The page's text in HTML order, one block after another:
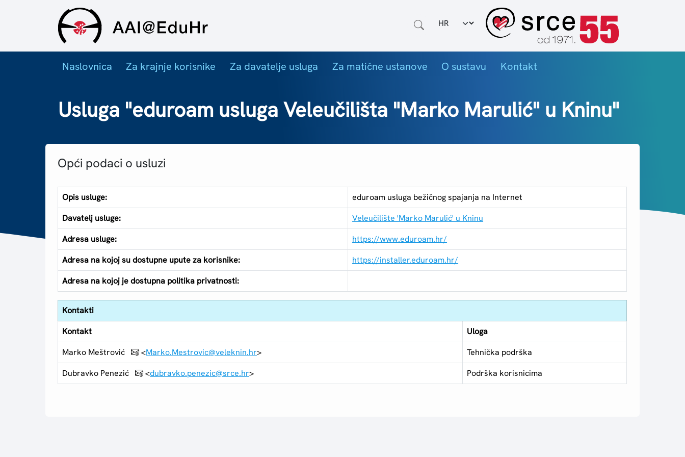
Odabir jezika
Naslovnica Za krajnje korisnike Za davatelje usluga Za matične ustanove O sustavu Kontakt
Usluga "eduroam usluga Veleučilišta "Marko Marulić" u Kninu"
Opći podaci o usluzi
Opis usluge:
eduroam usluga bežičnog spajanja na Internet
Davatelj usluge:
Veleučilište 'Marko Marulić' u Kninu
Adresa usluge:
https://www.eduroam.hr/
Adresa na kojoj su dostupne upute za korisnike:
https://installer.eduroam.hr/
Adresa na kojoj je dostupna politika privatnosti:
Kontakti
Kontakt
Uloga
Marko Meštrović
<Marko.Mestrovic@veleknin.hr>
Tehnička podrška
Dubravko Penezić
<dubravko.penezic@srce.hr> Podrška korisnicima